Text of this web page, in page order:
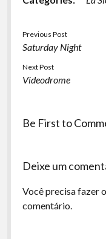
Previous Post
Saturday Night
Next Post
Videodrome
Be First to
Deixe um
Você precisa fazer o
comentário.